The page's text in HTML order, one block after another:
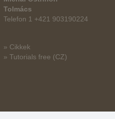
Tolmács
Telefon 1 +421 903190224
» Cikkek
» Tutorials free (CZ)